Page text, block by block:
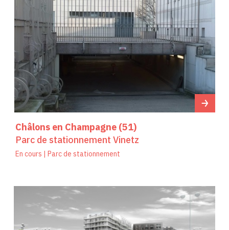
Châlons en Champagne (51)
Parc de stationnement Vinetz
En cours | Parc de stationnement